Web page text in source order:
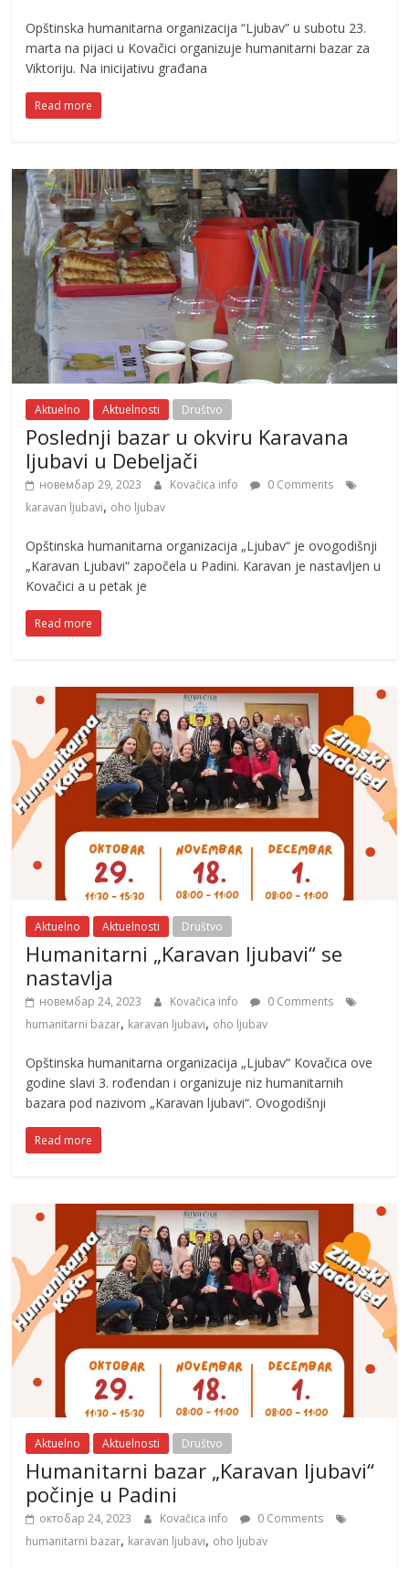
Opštinska humanitarna organizacija “Ljubav” u subotu 23.
marta na pijaci u Kovačici organizuje humanitarni bazar za
Viktoriju. Na inicijativu građana
Read more
Aktuelno Aktuelnosti Društvo
Poslednji bazar u okviru Karavana
ljubavi u Debeljači
новембар 29, 2023 Kovačica info
0 Comments
karavan ljubavi, oho ljubav
Opštinska humanitarna organizacija „Ljubav“ je ovogodišnji
„Karavan Ljubavi“ započela u Padini. Karavan je nastavljen u
Kovačici a u petak je
Read more
Aktuelno Aktuelnosti Društvo
Humanitarni „Karavan ljubavi“ se
nastavlja
новембар 24, 2023 Kovačica info
0 Comments
humanitarni bazar, karavan ljubavi, oho ljubav
Opštinska humanitarna organizacija „Ljubav“ Kovačica ove
godine slavi 3. rođendan i organizuje niz humanitarnih
bazara pod nazivom „Karavan ljubavi“. Ovogodišnji
Read more
Aktuelno Aktuelnosti Društvo
Humanitarni bazar „Karavan ljubavi“
počinje u Padini
октобар 24, 2023 Kovačica info
0 Comments
humanitarni bazar, karavan ljubavi, oho ljubav